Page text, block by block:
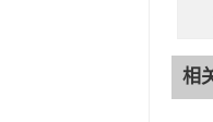
相